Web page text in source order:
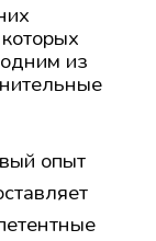
из
опыт